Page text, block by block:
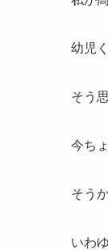
幼児
そう
今ち
そう
いわ